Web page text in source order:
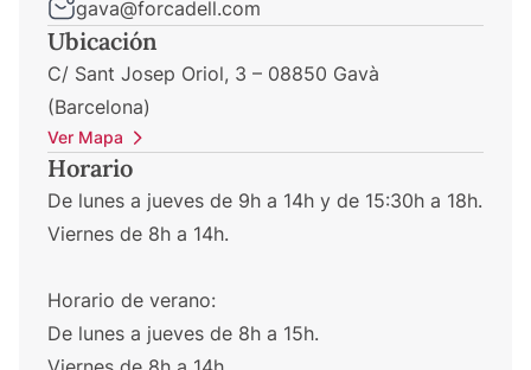
gava@forcadell.com
Ubicación
C/ Sant Josep Oriol, 3 – 08850 Gavà
(Barcelona)
Ver Mapa
Horario
De lunes a jueves de 9h a 14h y de 15:30h a 18h.
Viernes de 8h a 14h.
Horario de verano:
De lunes a jueves de 8h a 15h.